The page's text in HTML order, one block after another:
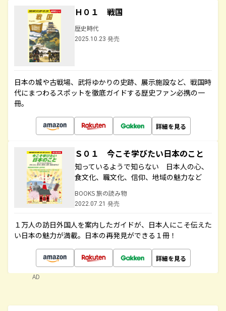
Ｈ０１ 戦国
歴史時代
2025.10.23 発売
日本の城や古戦場、武将ゆかりの史跡、展示施設など、戦国時
代にまつわるスポットを徹底ガイドする歴史ファン必携の一
冊。
詳細を見る
Ｓ０１ 今こそ学びたい日本のこと
知っているようで知らない 日本人の心、
食文化、職文化、信仰、地域の魅力など
BOOKS 旅の読み物
2022.07.21 発売
１万人の訪日外国人を案内したガイドが、日本人にこそ伝えた
い日本の魅力が満載。日本の再発見ができる１冊！
詳細を見る
AD